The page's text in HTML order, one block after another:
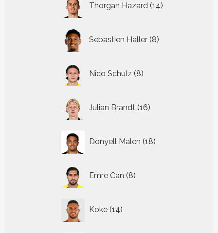
Thorgan Hazard 14
producten
Sebastien Haller 8
producten
Nico Schulz 8
producten
Julian Brandt 16
producten
Donyell Malen 18
producten
Emre Can 8
producten
Koke 14
producten